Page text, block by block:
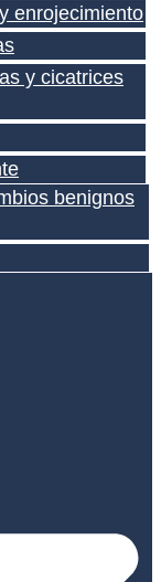
enrojecimiento
y cicatrices
benignos